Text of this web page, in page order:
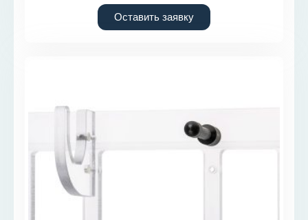
Оставить заявку